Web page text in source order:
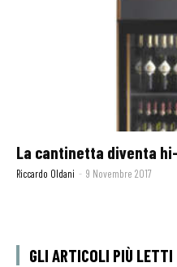
La cantinetta diventa
Riccardo Oldani - 9 Novembre 2017
GLI ARTICOLI PIÙ LETTI